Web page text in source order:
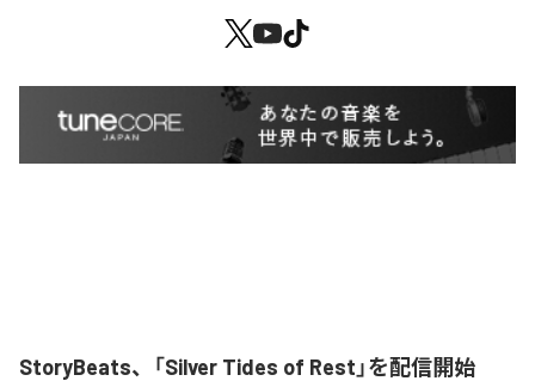
StoryBeats、「Silver Tides of Rest」を配信開始